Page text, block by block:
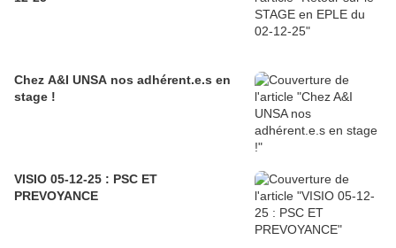
Chez A&I UNSA nos adhérent.e.s en
stage !
VISIO 05-12-25 : PSC ET
PREVOYANCE